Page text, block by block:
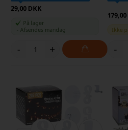
29,00 DKK
På lager
-Afsendes mandag
- +
Ikke
-